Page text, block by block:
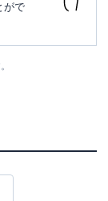
がで